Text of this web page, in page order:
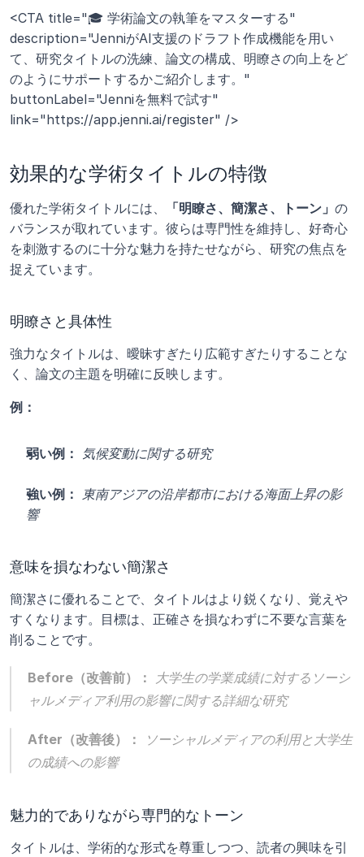
<CTA title="🎓 学術論文の執筆をマスターする"
description="JenniがAI支援のドラフト作成機能を用い
て、研究タイトルの洗練、論文の構成、明瞭さの向上をど
のようにサポートするかご紹介します。"
buttonLabel="Jenniを無料で試す"
link="https://app.jenni.ai/register" />
効果的な学術タイトルの特徴
優れた学術タイトルには、 「明瞭さ、簡潔さ、トーン」 の
バランスが取れています。彼らは専門性を維持し、好奇心
を刺激するのに十分な魅力を持たせながら、研究の焦点を
捉えています。
明瞭さと具体性
強力なタイトルは、曖昧すぎたり広範すぎたりすることな
く、論文の主題を明確に反映します。
例：
弱い例： 気候変動に関する研究
強い例： 東南アジアの沿岸都市における海面上昇の影
響
意味を損なわない簡潔さ
簡潔さに優れることで、タイトルはより鋭くなり、覚えや
すくなります。目標は、正確さを損なわずに不要な言葉を
削ることです。
Before（改善前）：
大学生の学業成績に対するソーシ
ャルメディア利用の影響に関する詳細な研究
After（改善後）：
ソーシャルメディアの利用と大学生
の成績への影響
魅力的でありながら専門的なトーン
タイトルは、学術的な形式を尊重しつつ、読者の興味を引